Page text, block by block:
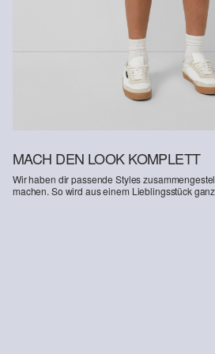
MACH DEN LOOK KOMPLETT
Wir haben dir passende Styles
machen. So wird aus einem Lieblingsstück